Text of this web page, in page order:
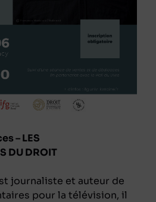
– LES
DU DROIT
journaliste et auteur de
pour la télévision, il